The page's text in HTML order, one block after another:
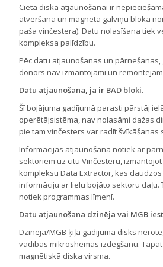
Cietā diska atjaunošanai ir
atvēršana un magnēta galviņu bloka
paša vinčestera). Datu nolasīšana tiek
kompleksa palīdzību.
Pēc datu atjaunošanas un pārnešanas,
donors nav izmantojami un
Datu atjaunošana, ja ir BAD bloki.
Šī bojājuma gadījumā parasti pārstāj
operētājsistēma, nav nolasāmi dažas
pie tam vinčesters var radīt švīkāšanas
Informācijas atjaunošana notiek ar
sektoriem uz citu Vinčesteru,
kompleksu Data Extractor, kas
informāciju ar lielu bojāto sektoru daļu.
notiek programmas līmenī.
Datu atjaunošana dzinēja vai MGB
Dzinēja/MGB ķīļa gadījumā disks
vadības mikroshēmas izdegšanu.
magnētiskā diska virsma.